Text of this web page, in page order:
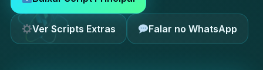
Ver Scripts Extras Falar no WhatsApp